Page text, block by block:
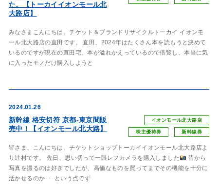
た。【トーカイイオンモール北
大路店】
みなさまこんにちは。チケット＆ブランドリサイクルトーカイ イオンモ
ール北大路店の直田です。 直田、2024年はたくさん本を読もうと決めて
いるのですが現在の直田宅、本が溢れかえっているので借覧し、本当に気
に入ったモノだけ購入しようと
2024.01.26
イオンモール北大路店
新幹線券
株主優待券
新幹線 格安切符 京都-東京間販
売中！【イオンモール北大路】
皆さま、こんにちは。チケットショップトーカイイオンモール北大路店よ
り辻村です。 先日、思い切って一眼レフカメラを購入しました
昔から
写真を撮るのは好きでしたが、高価なものを買ってまでその機能を十分に
活かせるのか･･･という点でず